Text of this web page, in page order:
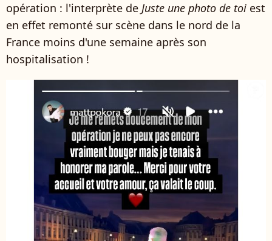
opération : l'interprète de Juste une photo de toi est
en effet remonté sur scène dans le nord de la
France moins d'une semaine après son
hospitalisation !